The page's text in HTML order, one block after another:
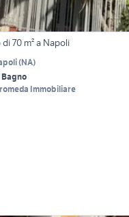
70 m² a Napoli
(NA)
Bagno
Immobiliare